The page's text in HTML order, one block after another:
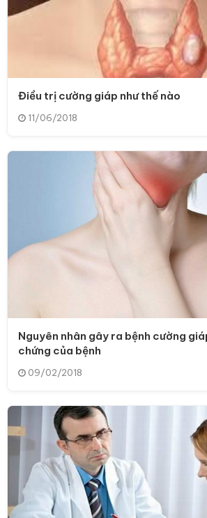
Điều trị cường giáp như thế nào
11/06/2018
Nguyên nhân gây ra bệnh cường
chứng của bệnh
09/02/2018